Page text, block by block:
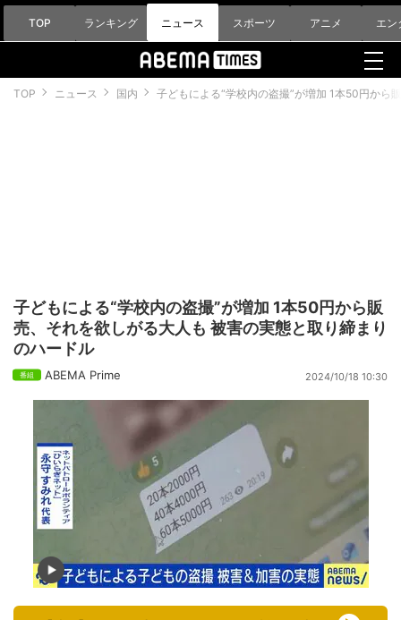
TOP ランキング ニュース スポーツ アニメ エン
TOP ニュース 国内 子どもによる“学校内の盗撮”が増加 1本50円から
子どもによる“学校内の盗撮”が増加 1本50円から販
売、それを欲しがる大人も 被害の実態と取り締まり
のハードル
ABEMA Prime 2024/10/18 10:30